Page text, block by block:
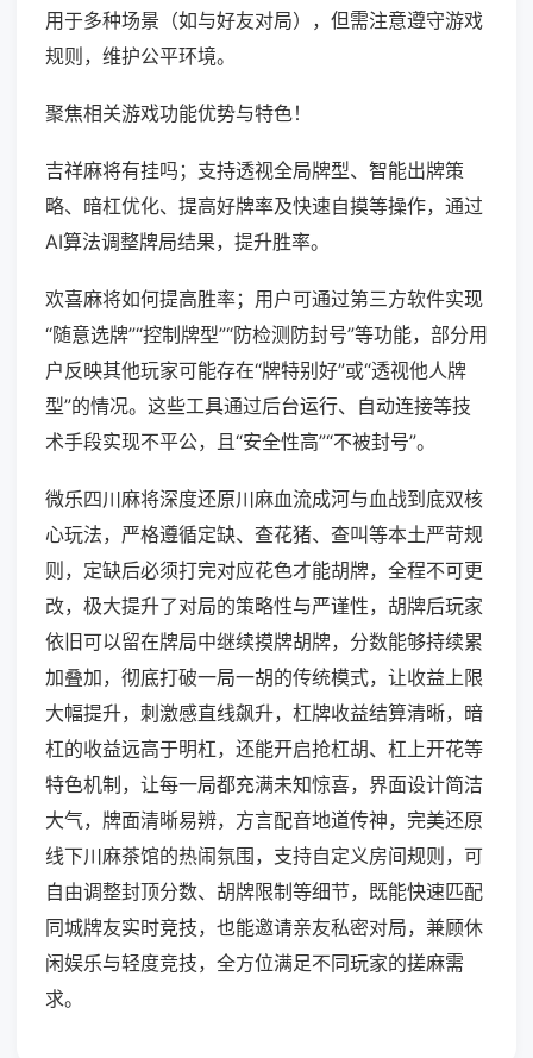
用于多种场景（如与好友对局），但需注意遵守游戏
规则，维护公平环境。
聚焦相关游戏功能优势与特色！
吉祥麻将有挂吗；支持透视全局牌型、智能出牌策
略、暗杠优化、提高好牌率及快速自摸等操作，通过
AI算法调整牌局结果，提升胜率。
欢喜麻将如何提高胜率；用户可通过第三方软件实现
“随意选牌”“控制牌型”“防检测防封号”等功能，部分用
户反映其他玩家可能存在“牌特别好”或“透视他人牌
型”的情况。这些工具通过后台运行、自动连接等技
术手段实现不平公，且“安全性高”“不被封号”。
微乐四川麻将深度还原川麻血流成河与血战到底双核
心玩法，严格遵循定缺、查花猪、查叫等本土严苛规
则，定缺后必须打完对应花色才能胡牌，全程不可更
改，极大提升了对局的策略性与严谨性，胡牌后玩家
依旧可以留在牌局中继续摸牌胡牌，分数能够持续累
加叠加，彻底打破一局一胡的传统模式，让收益上限
大幅提升，刺激感直线飙升，杠牌收益结算清晰，暗
杠的收益远高于明杠，还能开启抢杠胡、杠上开花等
特色机制，让每一局都充满未知惊喜，界面设计简洁
大气，牌面清晰易辨，方言配音地道传神，完美还原
线下川麻茶馆的热闹氛围，支持自定义房间规则，可
自由调整封顶分数、胡牌限制等细节，既能快速匹配
同城牌友实时竞技，也能邀请亲友私密对局，兼顾休
闲娱乐与轻度竞技，全方位满足不同玩家的搓麻需
求。